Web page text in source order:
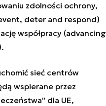
zdolności ochrony,
deter and respond)
współpracy (advancing
sieć centrów
wspierane przez
dla UE,